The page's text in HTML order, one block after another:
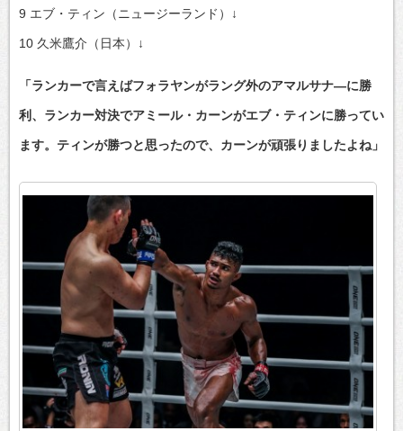
9 エブ・ティン（ニュージーランド）↓
10 久米鷹介（日本）↓
「ランカーで言えばフォラヤンがラング外のアマルサナ―に勝
利、ランカー対決でアミール・カーンがエブ・ティンに勝ってい
ます。ティンが勝つと思ったので、カーンが頑張りましたよね」